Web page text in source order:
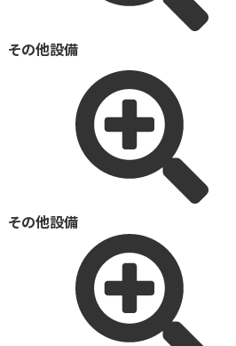
その他設備
その他設備